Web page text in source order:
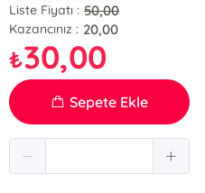
Liste Fiyatı : 50,00
Kazancınız : 20,00
₺30,00
Sepete Ekle